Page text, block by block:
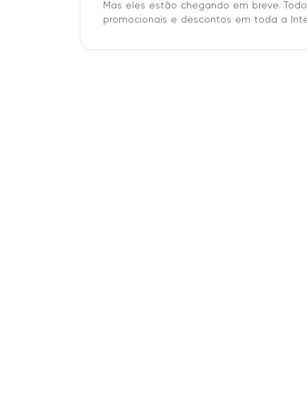
Mas eles estão chegando em breve.
promocionais e descontos em toda a